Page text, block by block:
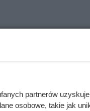
partnerów
osobowe, takie jak